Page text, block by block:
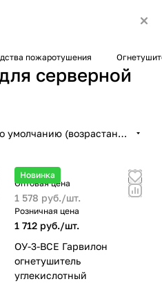
пожаротушения
серверной
По умолчанию (возрастание)
Новинка
Оптовая цена
1 578 руб./шт.
Розничная цена
1 712 руб./шт.
ОУ-3-BCE Гарвилон
огнетушитель
углекислотный